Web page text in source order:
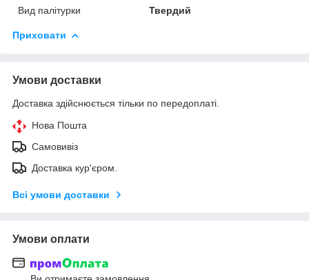
Вид палітурки
Твердий
Приховати
Умови доставки
Доставка здійснюється тільки по передоплаті.
Нова Пошта
Самовивіз
Доставка кур'єром.
Всі умови доставки
Умови оплати